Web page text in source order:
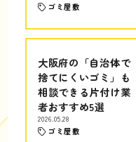
ゴミ屋敷
大阪府の「自治体で
捨てにくいゴミ」も
相談できる片付け業
者おすすめ5選
2026.05.28
ゴミ屋敷